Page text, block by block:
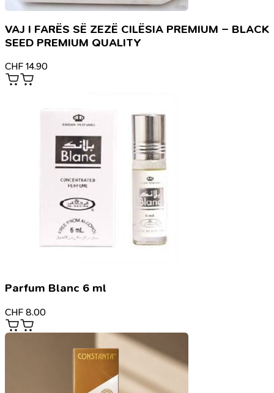
VAJ I FARËS SË ZEZË CILËSIA PREMIUM – BLACK
SEED PREMIUM QUALITY
CHF 14.90
Parfum Blanc 6 ml
CHF 8.00